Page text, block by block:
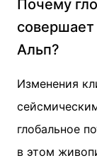
Почему
совершает
Альп?
Изменения
глобальное
в этом